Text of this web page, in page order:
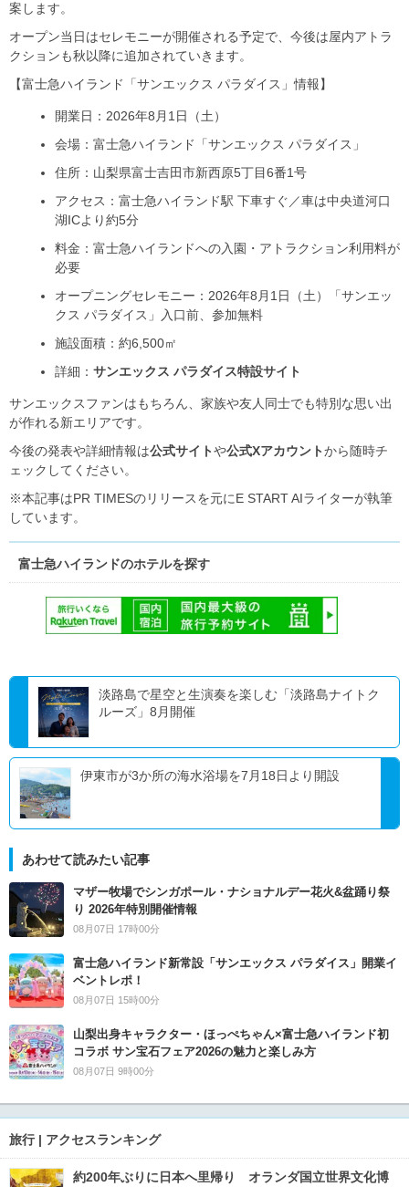
案します。
オープン当日はセレモニーが開催される予定で、今後は屋内アトラ
クションも秋以降に追加されていきます。
【富士急ハイランド「サンエックス パラダイス」情報】
開業日：2026年8月1日（土）
会場：富士急ハイランド「サンエックス パラダイス」
住所：山梨県富士吉田市新西原5丁目6番1号
アクセス：富士急ハイランド駅 下車すぐ／車は中央道河口
湖ICより約5分
料金：富士急ハイランドへの入園・アトラクション利用料が
必要
オープニングセレモニー：2026年8月1日（土）「サンエッ
クス パラダイス」入口前、参加無料
施設面積：約6,500㎡
詳細： サンエックス パラダイス特設サイト
サンエックスファンはもちろん、家族や友人同士でも特別な思い出
が作れる新エリアです。
今後の発表や詳細情報は公式サイトや公式Xアカウントから随時チ
ェックしてください。
※本記事はPR TIMESのリリースを元にE START AIライターが執筆
しています。
富士急ハイランドのホテルを探す
淡路島で星空と生演奏を楽しむ「淡路島ナイトク
ルーズ」8月開催
伊東市が3か所の海水浴場を7月18日より開設
あわせて読みたい記事
マザー牧場でシンガポール・ナショナルデー花火&盆踊り祭
り 2026年特別開催情報
08月07日 17時00分
富士急ハイランド新常設「サンエックス パラダイス」開業イ
ベントレポ！
08月07日 15時00分
山梨出身キャラクター・ほっぺちゃん×富士急ハイランド初
コラボ サン宝石フェア2026の魅力と楽しみ方
08月07日 9時00分
旅行 | アクセスランキング
約200年ぶりに日本へ里帰り オランダ国立世界文化博